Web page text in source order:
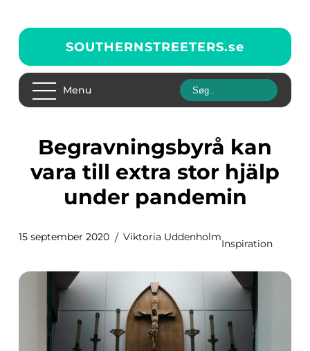
SOUTHERNSTREETERS.se
Menu
Begravningsbyrå kan
vara till extra stor hjälp
under pandemin
15 september 2020 Viktoria Uddenholm
Inspiration